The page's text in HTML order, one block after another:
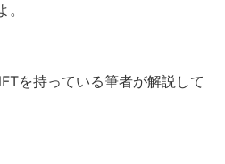
を持っている筆者が解説して